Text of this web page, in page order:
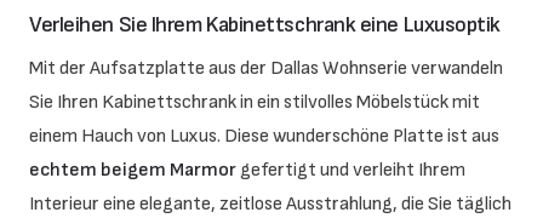
Verleihen Sie Ihrem Kabinettschrank eine Luxusoptik
Mit der Aufsatzplatte aus der Dallas Wohnserie verwandeln
Sie Ihren Kabinettschrank in ein stilvolles Möbelstück mit
einem Hauch von Luxus. Diese wunderschöne Platte ist aus
echtem beigem Marmorgefertigt und verleiht Ihrem
Interieur eine elegante, zeitlose Ausstrahlung, die Sie täglich